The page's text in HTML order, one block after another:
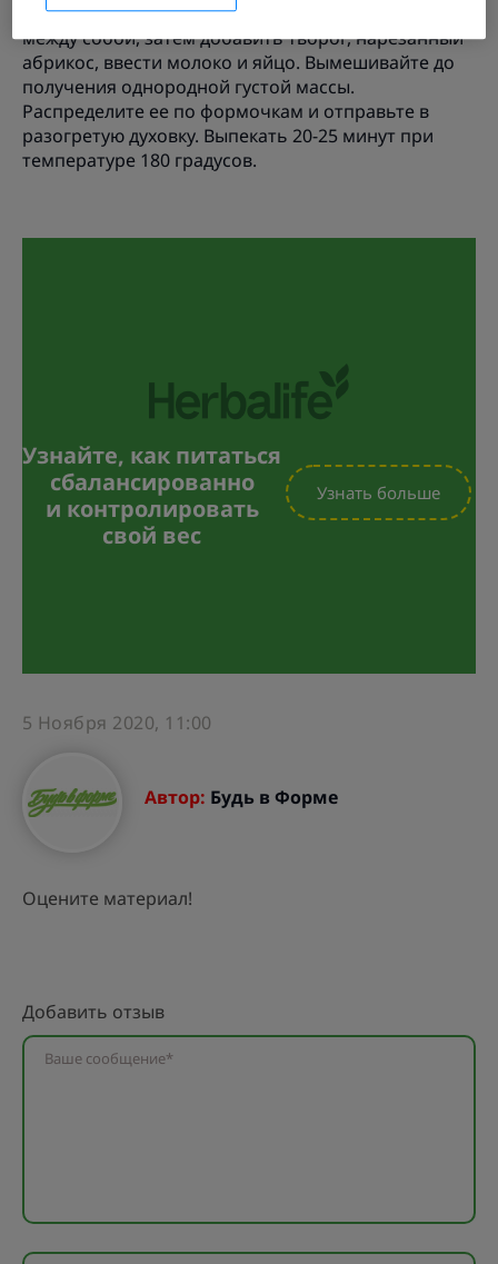
Все сухие ингредиенты тщательно перемешать
между собой, затем добавить творог, нарезанный
абрикос, ввести молоко и яйцо. Вымешивайте до
получения однородной густой массы.
Распределите ее по формочкам и отправьте в
разогретую духовку. Выпекать 20-25 минут при
температуре 180 градусов.
Узнайте, как питаться
сбалансированно
и контролировать
свой вес
Узнать больше
5 Ноября 2020, 11:00
Автор: Будь в Форме
Оцените материал!
Добавить отзыв
Ваше сообщение*